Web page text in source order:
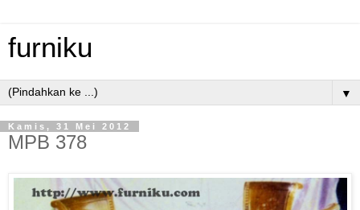
furniku
▼
Kamis, 31 Mei 2012
MPB 378